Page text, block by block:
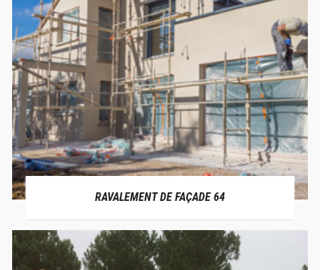
RAVALEMENT DE FAÇADE 64